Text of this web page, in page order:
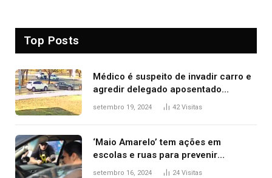
Top Posts
Médico é suspeito de invadir carro e
agredir delegado aposentado
durante confusão no trânsito
setembro 19, 2024 42Visitas
‘Maio Amarelo’ tem ações em
escolas e ruas para prevenir
acidentes no trânsito no AP
setembro 16, 2024 24 Visitas